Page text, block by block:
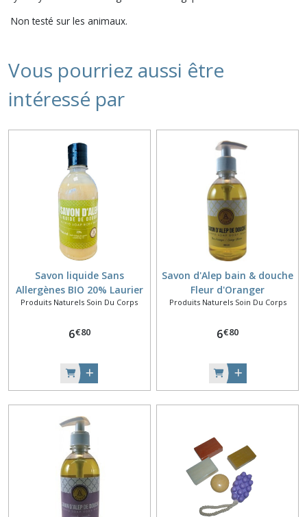
Non testé sur les animaux.
Vous pourriez aussi être
intéressé par
Savon liquide Sans
Allergènes BIO 20% Laurier
Produits Naturels Soin Du Corps
6€80
Savon d'Alep bain & douche
Fleur d'Oranger
Produits Naturels Soin Du Corps
6€80